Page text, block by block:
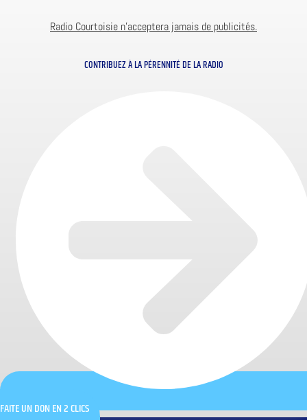
Radio Courtoisie n’acceptera jamais de publicités.
CONTRIBUEZ À LA PÉRENNITÉ DE LA RADIO
FAITE UN DON EN 2 CLICS